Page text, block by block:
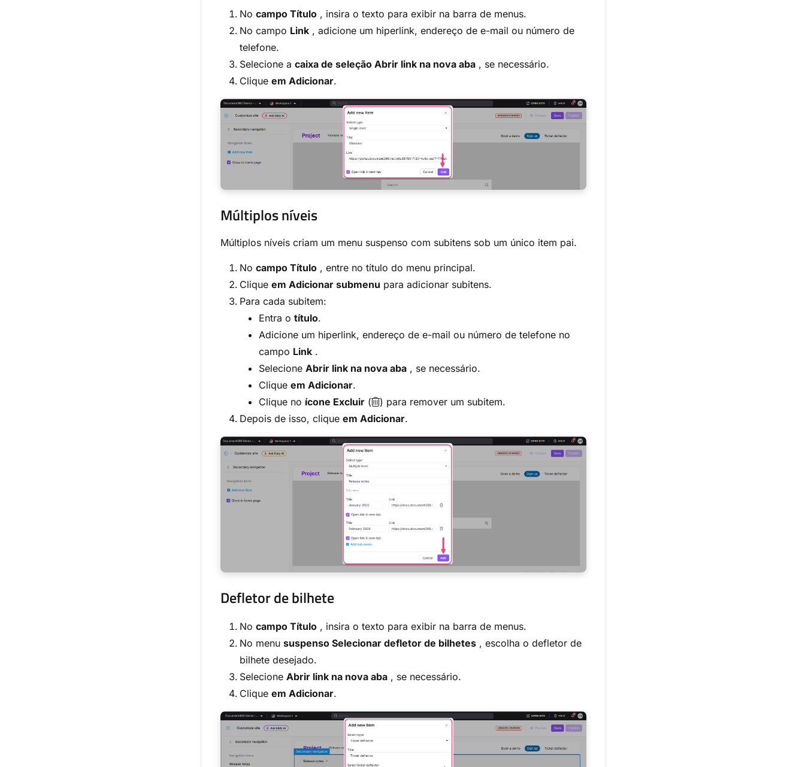
No campo Título , insira o texto para exibir na barra de menus.
No campo Link , adicione um hiperlink, endereço de e-mail ou número de
telefone.
Selecione a caixa de seleção Abrir link na nova aba , se necessário.
Clique em Adicionar.
Múltiplos níveis
Múltiplos níveis criam um menu suspenso com subitens sob um único item pai.
No campo Título , entre no título do menu principal.
Clique em Adicionar submenu para adicionar subitens.
Para cada subitem:
Entra o título.
Adicione um hiperlink, endereço de e-mail ou número de telefone no
campo Link .
Selecione Abrir link na nova aba , se necessário.
Clique em Adicionar.
Clique no ícone Excluir (
) para remover um subitem.
Depois de isso, clique em Adicionar.
Defletor de bilhete
No campo Título , insira o texto para exibir na barra de menus.
No menu suspenso Selecionar defletor de bilhetes , escolha o defletor de
bilhete desejado.
Selecione Abrir link na nova aba , se necessário.
Clique em Adicionar.